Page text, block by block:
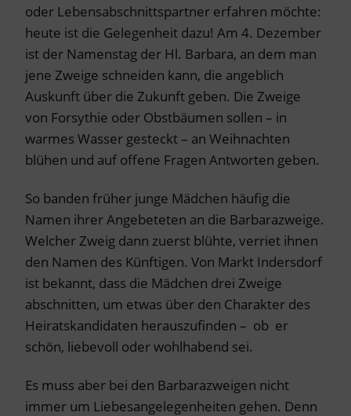
oder Lebensabschnittspartner erfahren möchte:
heute ist die Gelegenheit dazu! Am 4. Dezember
ist der Namenstag der Hl. Barbara, an dem man
jene Zweige schneiden kann, die angeblich
Auskunft über die Zukunft geben. Die Zweige
von Forsythie oder Obstbäumen sollen – in
warmes Wasser gesteckt – an Weihnachten
blühen und auf offene Fragen Antworten geben.
So banden früher junge Mädchen häufig die
Namen ihrer Angebeteten an die Barbarazweige.
Welcher Zweig dann zuerst blühte, verriet ihnen
den Namen des Künftigen. Von Markt Indersdorf
ist bekannt, dass die Mädchen drei Zweige
abschnitten, um etwas über den Charakter des
Heiratskandidaten herauszufinden – ob er
schön, liebevoll oder wohlhabend sei.
Es muss aber bei den Barbarazweigen nicht
immer um Liebesangelegenheiten gehen. Denn